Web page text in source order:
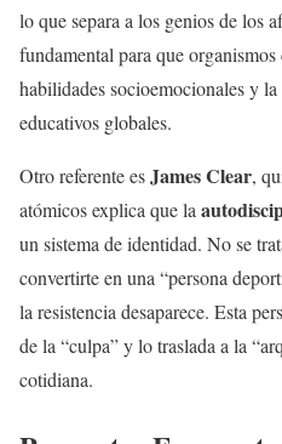
lo que separa a los genios de los
fundamental para que organismos
habilidades socioemocionales y la
educativos globales.
Otro referente esJames Clear,
atómicos explica que la
un sistema de identidad. No se
convertirte en una “persona
la resistencia desaparece. Esta
de la “culpa” y lo traslada a la
cotidiana.